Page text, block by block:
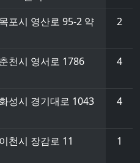
포시 영산로 95-2 약
2
천시 영서로 1786 4
성시 경기대로 1043 4
천시 장감로 11 1